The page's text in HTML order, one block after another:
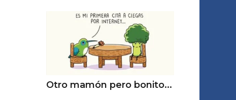
Otro mamón pero bonito...